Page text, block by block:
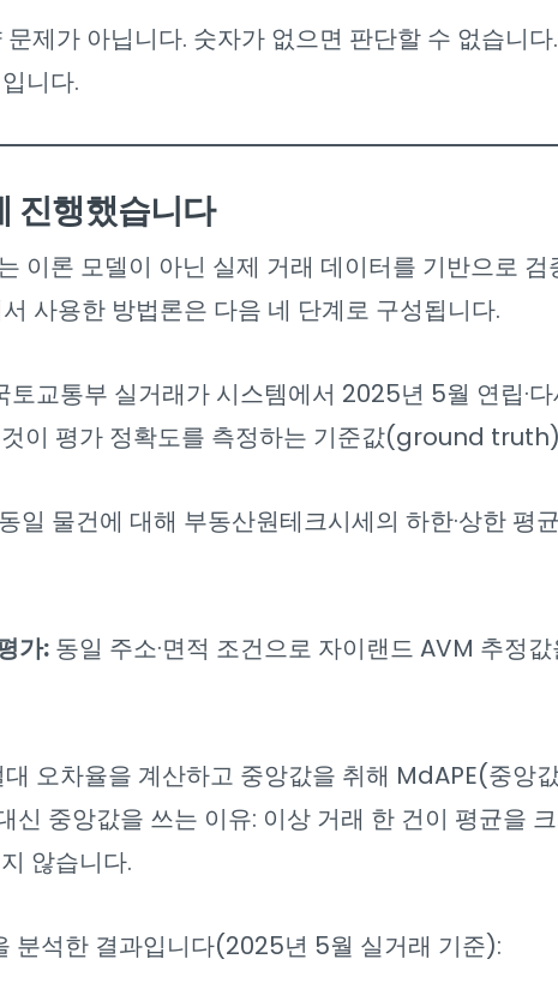
제가 아닙니다. 숫자가 없으면 판단할 수 없습니
니다.
진행했습니다
이론 모델이 아닌 실제 거래 데이터를 기반으로 검
사용한 방법론은 다음 네 단계로 구성됩니다.
토교통부 실거래가 시스템에서 2025년 5월 연립·
이 평가 정확도를 측정하는 기준값(ground
동일 물건에 대해 부동산원테크시세의 하한·상한 평
가: 동일 주소·면적 조건으로 자이랜드 AVM 추정
대 오차율을 계산하고 중앙값을 취해 MdAPE(중앙
신 중앙값을 쓰는 이유: 이상 거래 한 건이 평균을
않습니다.
분석한 결과입니다(2025년 5월 실거래 기준):